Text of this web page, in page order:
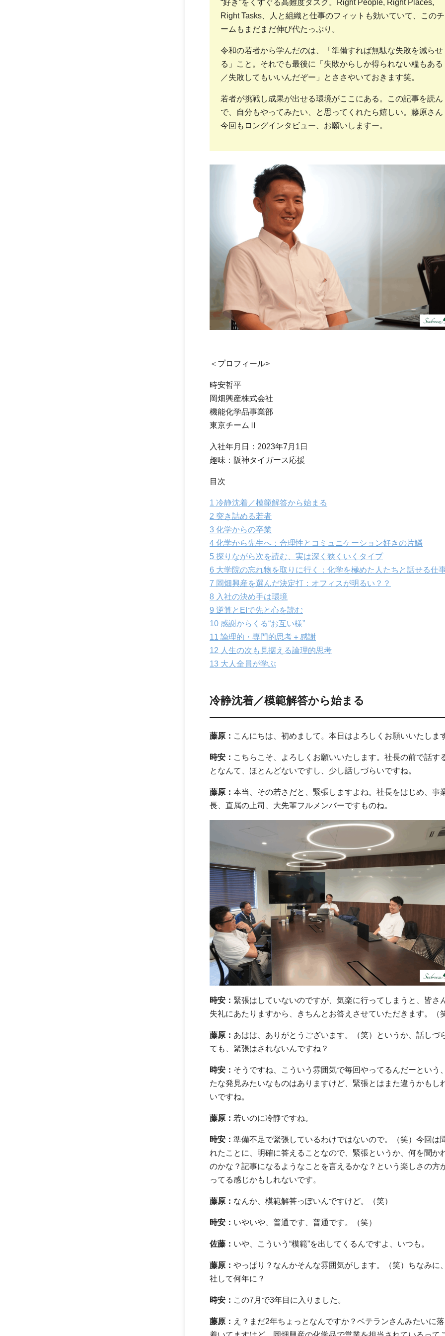
“好き”をくすぐる高難度タスク。Right People, Right Places,
Right Tasks、人と組織と仕事のフィットも効いていて、このチ
ームもまだまだ伸び代たっぷり。
令和の若者から学んだのは、「準備すれば無駄な失敗を減らせ
る」こと。それでも最後に「失敗からしか得られない糧もある
／失敗してもいいんだぞー」とささやいておきます笑。
若者が挑戦し成果が出せる環境がここにある。この記事を読ん
で、自分もやってみたい、と思ってくれたら嬉しい。藤原さん
今回もロングインタビュー、お願いしますー。
＜プロフィール>
時安哲平
岡畑興産株式会社
機能化学品事業部
東京チームⅡ
入社年月日：2023年7月1日
趣味：阪神タイガース応援
目次
1 冷静沈着／模範解答から始まる
2 突き詰める若者
3 化学からの卒業
4 化学から先生へ：合理性とコミュニケーション好きの片鱗
5 探りながら次を読む、実は深く狭くいくタイプ
6 大学院の忘れ物を取りに行く：化学を極めた人たちと話せる仕
7 岡畑興産を選んだ決定打：オフィスが明るい？？
8 入社の決め手は環境
9 逆算とEIで先と心を読む
10 感謝からくる“お互い様”
11 論理的・専門的思考＋感謝
12 人生の次も見据える論理的思考
13 大人全員が学ぶ
冷静沈着／模範解答から始まる
藤原： こんにちは、初めまして。本日はよろしくお願いいたしま
時安： こちらこそ、よろしくお願いいたします。社長の前で話す
となんて、ほとんどないですし、少し話しづらいですね。
藤原： 本当、その若さだと、緊張しますよね。社長をはじめ、事
長、直属の上司、大先輩フルメンバーですものね。
時安： 緊張はしていないのですが、気楽に行ってしまうと、皆さ
失礼にあたりますから、きちんとお答えさせていただきます。（
藤原： あはは、ありがとうございます。（笑）というか、話しづ
ても、緊張はされないんですね？
時安： そうですね、こういう雰囲気で毎回やってるんだーという
たな発見みたいなものはありますけど、緊張とはまた違うかもし
いですね。
藤原： 若いのに冷静ですね。
時安： 準備不足で緊張しているわけではないので。（笑）今回は
れたことに、明確に答えることなので、緊張というか、何を聞か
のかな？記事になるようなことを言えるかな？という楽しさの方
ってる感じかもしれないです。
藤原： なんか、模範解答っぽいんですけど。（笑）
時安： いやいや、普通です、普通です。（笑）
佐藤： いや、こういう“模範”を出してくるんですよ、いつも。
藤原： やっぱり？なんかそんな雰囲気がします。（笑）ちなみに
社して何年に？
時安： この7月で3年目に入りました。
藤原： え？まだ2年ちょっとなんですか？ベテランさんみたいに